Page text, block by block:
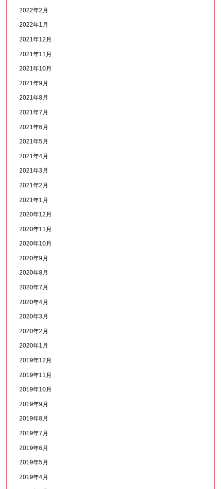
2022年2月
2022年1月
2021年12月
2021年11月
2021年10月
2021年9月
2021年8月
2021年7月
2021年6月
2021年5月
2021年4月
2021年3月
2021年2月
2021年1月
2020年12月
2020年11月
2020年10月
2020年9月
2020年8月
2020年7月
2020年4月
2020年3月
2020年2月
2020年1月
2019年12月
2019年11月
2019年10月
2019年9月
2019年8月
2019年7月
2019年6月
2019年5月
2019年4月